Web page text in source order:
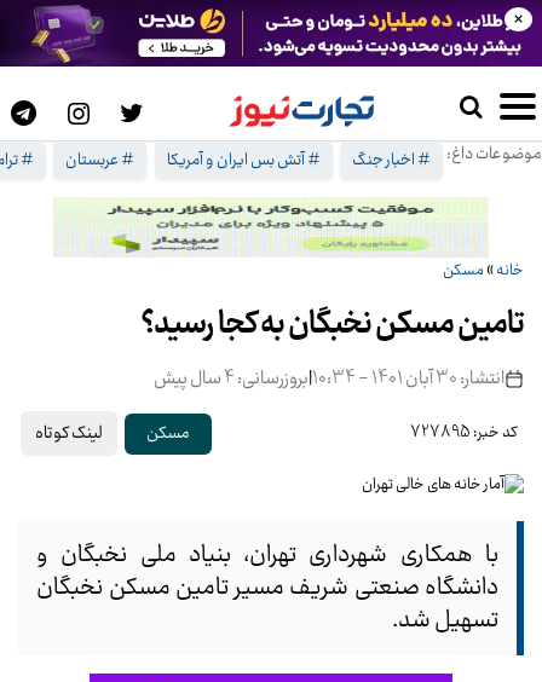
موضوعات داغ: # اخبار جنگ # آتش بس ایران و آمریکا # عربستان #
×
خانه» مسکن
تامین مسکن نخبگان به کجا رسید؟
انتشار: 30 آبان 1401 - 10:34 |بروزرسانی: 4 سال پیش
کد خبر: 727895 مسکن لینک کوتاه
با همکاری شهرداری تهران، بنیاد ملی نخبگان و
دانشگاه صنعتی شریف مسیر تامین مسکن نخبگان
تسهیل شد.